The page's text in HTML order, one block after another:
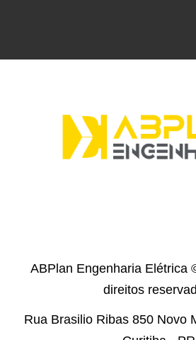
ABPlan Engenharia Elétrica
direitos
Rua Brasilio Ribas 850 Novo